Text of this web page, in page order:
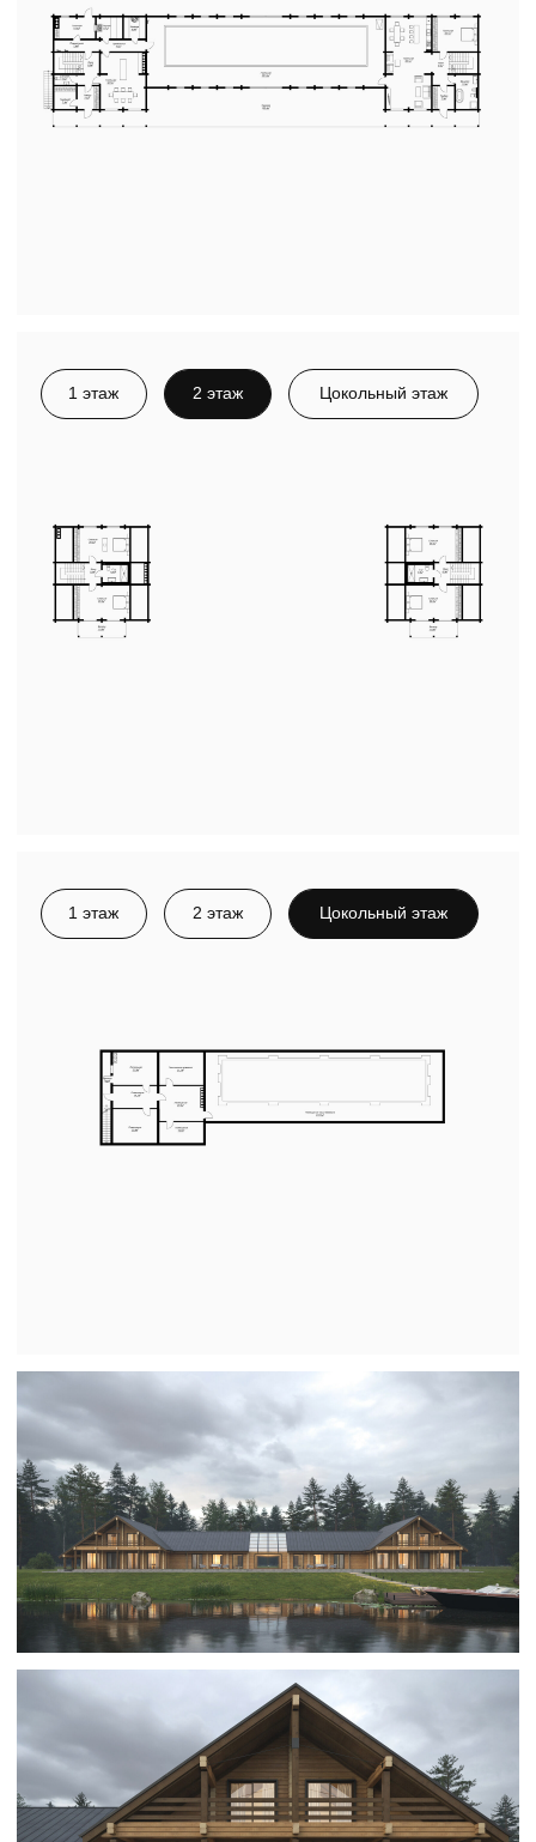
Свяжитесь с нами
Расскажите о доме своей мечты
с ведущим архитектором
и дизайнером интерьера
Обсуждение ни к чему не обязывает: расскажем
о себе, продумаем концепцию и планировку